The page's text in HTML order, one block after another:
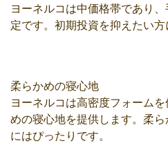
ヨーネルコは中価格帯であり
定です。初期投資を抑えたい方
柔らかめの寝心地
ヨーネルコは高密度フォーム
めの寝心地を提供します。柔
にはぴったりです。